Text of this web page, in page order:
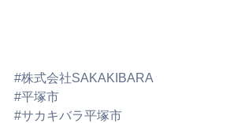
#株式会社SAKAKIBARA
#平塚市
#サカキバラ平塚市